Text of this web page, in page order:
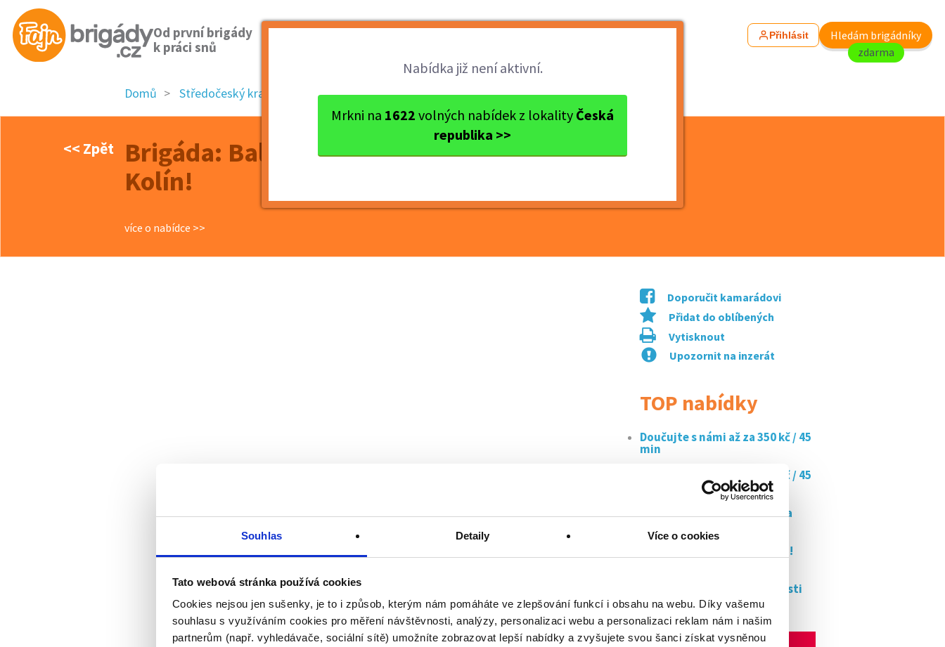
Souhlas Detaily Více o cookies
Tato webová stránka používá cookies
Cookies nejsou jen sušenky, je to i způsob, kterým nám pomáháte ve zlepšování funkcí i obsahu na webu. Díky vašemu
souhlasu s využíváním cookies pro měření návštěvnosti, analýzy, personalizaci webu a personalizaci reklam nám i našim
partnerům (např. vyhledávače, sociální sítě) umožníte zobrazovat lepší nabídky a zvyšujete svou šanci získat vysněnou
Od první brigády
k práci snů
Přihlásit
Hledám brigádníky
zdarma
Nabídka již není aktivní.
Mrkni na 1622 volných nabídek z lokality Česká
republika >>
Domů Středočeský kraj okres Kolín Kolín Brigáda: Balíkový doručovat...
<< Zpět
Brigáda: Balíkový doručovatel - provoz
Kolín!
více o nabídce >>
Doporučit kamarádovi
Přidat do oblíbených
Vytisknout
Upozornit na inzerát
TOP nabídky
Doučujte s námi až za 350 kč / 45
min
Doučujte s námi až za 350 kč / 45
Billa pečky | brigáda obsluha
Brigáda v tescu - 172 kč/hod!
(pečky)
Staň se strážcem bezpečnosti
od...